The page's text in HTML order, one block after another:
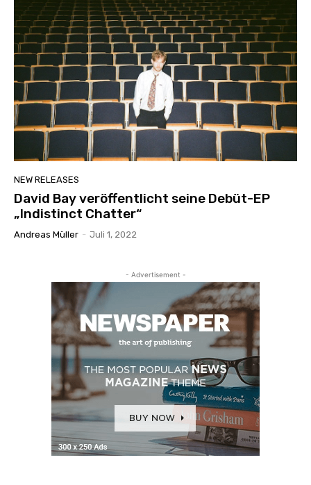
NEW RELEASES
David Bay veröffentlicht seine Debüt-EP
„Indistinct Chatter“
Andreas Müller - Juli 1, 2022
- Advertisement -